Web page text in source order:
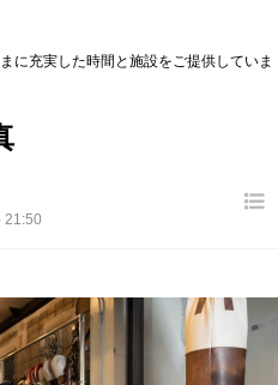
に充実した時間と施設をご提供していま
21:50